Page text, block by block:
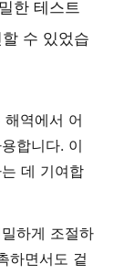
한 테스트
수 있었습
역에서 어
합니다. 이
데 기여합
하게 조절하
하면서도 겉